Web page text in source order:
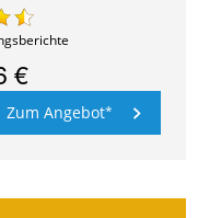
€
Zum Angebot